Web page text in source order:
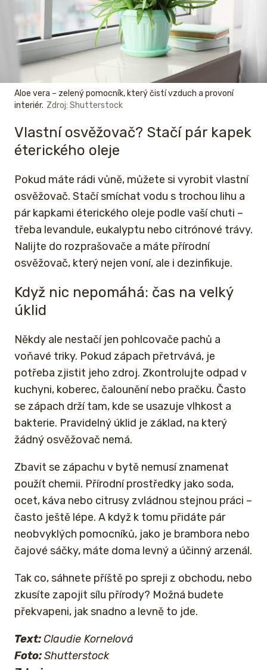
Aloe vera – zelený pomocník, který čistí vzduch a provoní
interiér. Zdroj: Shutterstock
Vlastní osvěžovač? Stačí pár kapek
éterického oleje
Pokud máte rádi vůně, můžete si vyrobit vlastní
osvěžovač. Stačí smíchat vodu s trochou lihu a
pár kapkami éterického oleje podle vaší chuti –
třeba levandule, eukalyptu nebo citrónové trávy.
Nalijte do rozprašovače a máte přírodní
osvěžovač, který nejen voní, ale i dezinfikuje.
Když nic nepomáhá: čas na velký
úklid
Někdy ale nestačí jen pohlcovače pachů a
voňavé triky. Pokud zápach přetrvává, je
potřeba zjistit jeho zdroj. Zkontrolujte odpad v
kuchyni, koberec, čalounění nebo pračku. Často
se zápach drží tam, kde se usazuje vlhkost a
bakterie. Pravidelný úklid je základ, na který
žádný osvěžovač nemá.
Zbavit se zápachu v bytě nemusí znamenat
použít chemii. Přírodní prostředky jako soda,
ocet, káva nebo citrusy zvládnou stejnou práci –
často ještě lépe. A když k tomu přidáte pár
neobvyklých pomocníků, jako je brambora nebo
čajové sáčky, máte doma levný a účinný arzenál.
Tak co, sáhnete příště po spreji z obchodu, nebo
zkusíte zapojit sílu přírody? Možná budete
překvapeni, jak snadno a levně to jde.
Text:Claudie Kornelová
Foto:Shutterstock